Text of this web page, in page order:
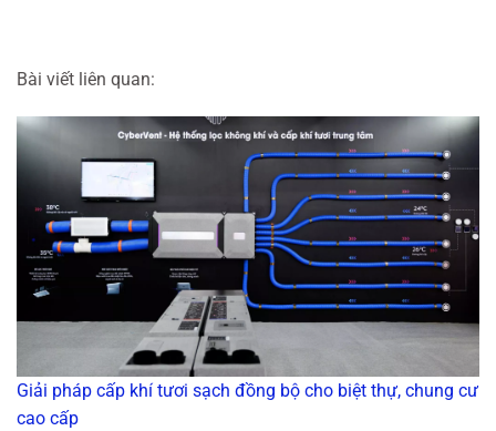
Bài viết liên quan:
Giải pháp cấp khí tươi sạch đồng bộ cho biệt thự, chung cư
cao cấp